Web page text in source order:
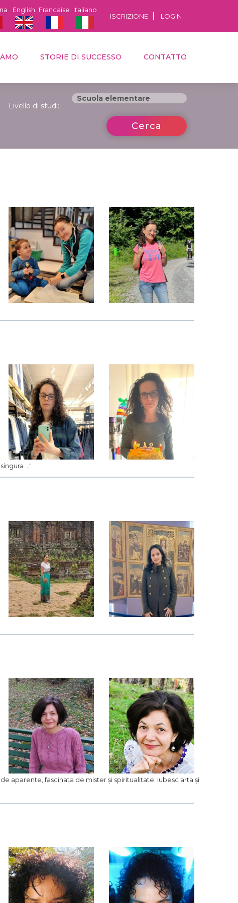
ISCRIZIONE LOGIN
Italiano
Francaise
English
STORIE DI SUCCESSO CONTATTO
Livello di studi:
Cerca
..."
aparente, fascinata de mister și spiritualitate. Iubesc arta și